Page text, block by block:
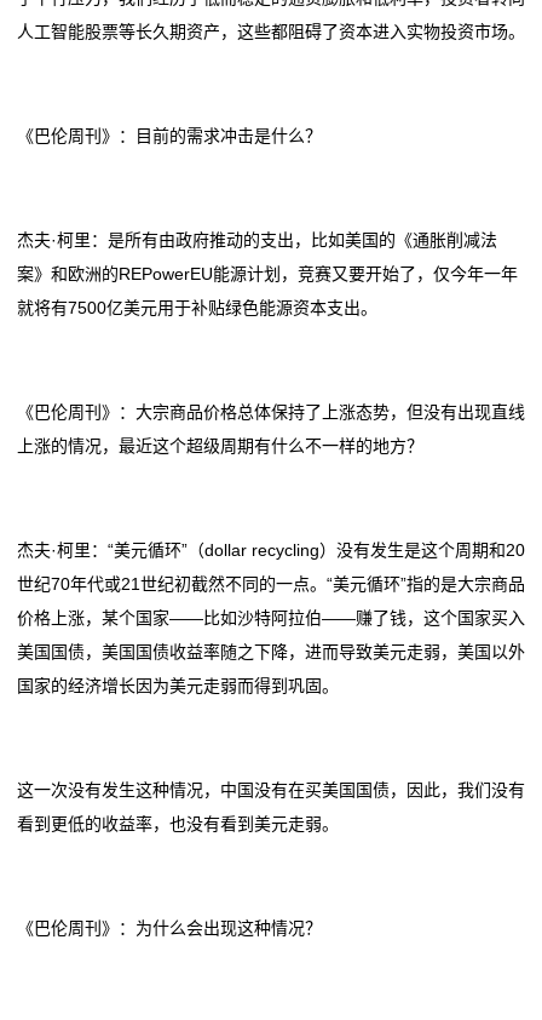
人工智能股票等长久期资产，这些都阻碍了资本进入实物投资市场。
《巴伦周刊》：目前的需求冲击是什么？
杰夫·柯里：是所有由政府推动的支出，比如美国的《通胀削减法
案》和欧洲的REPowerEU能源计划，竞赛又要开始了，仅今年一年
就将有7500亿美元用于补贴绿色能源资本支出。
《巴伦周刊》：大宗商品价格总体保持了上涨态势，但没有出现直线
上涨的情况，最近这个超级周期有什么不一样的地方？
杰夫·柯里：“美元循环”（dollar recycling）没有发生是这个周期和20
世纪70年代或21世纪初截然不同的一点。“美元循环”指的是大宗商品
价格上涨，某个国家——比如沙特阿拉伯——赚了钱，这个国家买入
美国国债，美国国债收益率随之下降，进而导致美元走弱，美国以外
国家的经济增长因为美元走弱而得到巩固。
这一次没有发生这种情况，中国没有在买美国国债，因此，我们没有
看到更低的收益率，也没有看到美元走弱。
《巴伦周刊》：为什么会出现这种情况？